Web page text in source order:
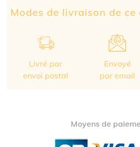
Modes de livraison de
Livré par
envoi postal
Envoyé
par email
Moyens de